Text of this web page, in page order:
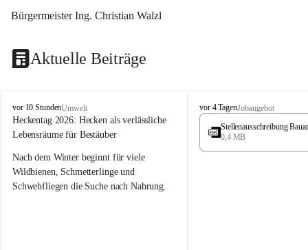
Bürgermeister Ing. Christian Walzl
Aktuelle Beiträge
S
t
ö
s
i
n
vor 10 StundenUmwelt
Heckentag 2026: Hecken als verlässliche
Lebensräume für Bestäuber
Nach dem Winter beginnt für viele
Wildbienen, Schmetterlinge und
Schwebfliegen die Suche nach Nahrung.
S
t
s
vor 4 TagenJobangebot
Stellenausschreibung
0,4 MB